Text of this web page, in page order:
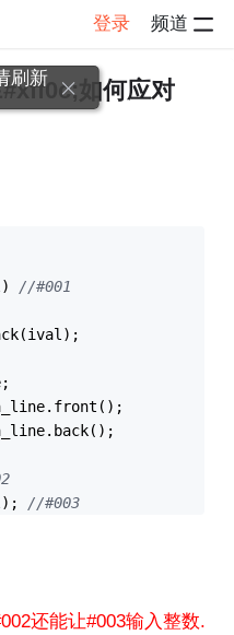
登录 频道
情
如何应对
//#001
//#003
还能让#003输入整数.
刷新